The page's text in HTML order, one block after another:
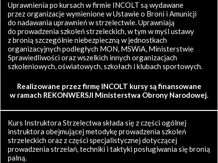
Uprawnienia po kursach w firmie INCOLT są wydawane
przez organizacje wymienione w Ustawie o Broni i Amunicji
do nadawania uprawnień w strzelectwie. Uprawniają
do prowadzenia szkoleń strzeleckich, w tym w myśl ustawy
z bronią szczególnie niebezpieczną w jednostkach
organizacyjnych podległych MON, MSWiA, Ministerstwie
Sprawiedliwości oraz wszelkich innych organizacjach
szkoleniowych, oświatowych, szkołach i klubach sportowych.
Realizowane przez firmę INCOLT kursy są finansowane
w ramach REKONWERSJI Ministerstwa Obrony Narodowej.
Kurs Instruktora Strzelectwa składa się z części ogólnej
instruktora obejmującej metodykę prowadzenia szkoleń
strzeleckich oraz z części specjalistycznej dotyczącej
prowadzenia strzelań, techniki i taktyki posługiwania się bronią
palną.